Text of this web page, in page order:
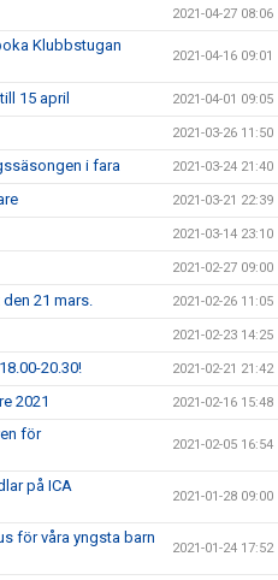
2021-04-27 08:06
Klubbstugan
2021-04-16 09:01
15 april 2021-04-01 09:05
2021-03-26 11:50
i fara 2021-03-24 21:40
2021-03-21 22:39
2021-03-14 23:10
2021-02-27 09:00
21 mars. 2021-02-26 11:05
2021-02-23 14:25
20.30! 2021-02-21 21:42
2021 2021-02-16 15:48
för
2021-02-05 16:54
på ICA
2021-01-28 09:00
för våra yngsta barn
2021-01-24 17:52